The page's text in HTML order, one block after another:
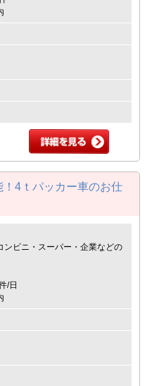
4ｔパッカー車のお仕
ニ・スーパー・企業などの
日